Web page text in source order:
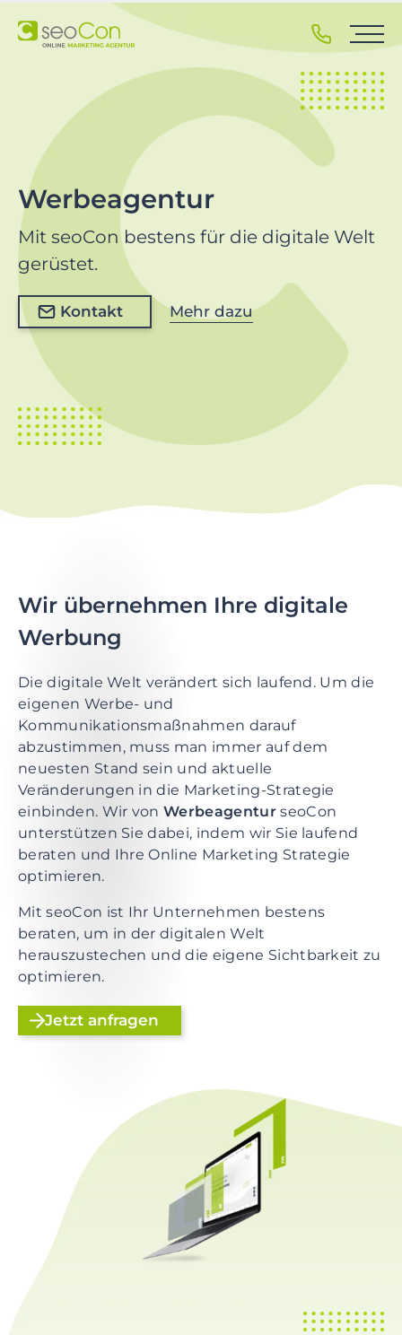
k
m
a
r
y
n
a
v
t
i
o
m
i
n
c
o
n
t
e
n
t
S
i
p
t
o
Werbeagentur
Mit seoCon bestens für die digitale Welt
gerüstet.
Kontakt Mehr dazu
Wir übernehmen Ihre digitale
Werbung
Die digitale Welt verändert sich laufend. Um die
eigenen Werbe- und
Kommunikationsmaßnahmen darauf
abzustimmen, muss man immer auf dem
neuesten Stand sein und aktuelle
Veränderungen in die Marketing-Strategie
einbinden. Wir vonWerbeagenturseoCon
unterstützen Sie dabei, indem wir Sie laufend
beraten und Ihre Online Marketing Strategie
optimieren.
Mit seoCon ist Ihr Unternehmen bestens
beraten, um in der digitalen Welt
herauszustechen und die eigene Sichtbarkeit zu
optimieren.
Jetzt anfragen